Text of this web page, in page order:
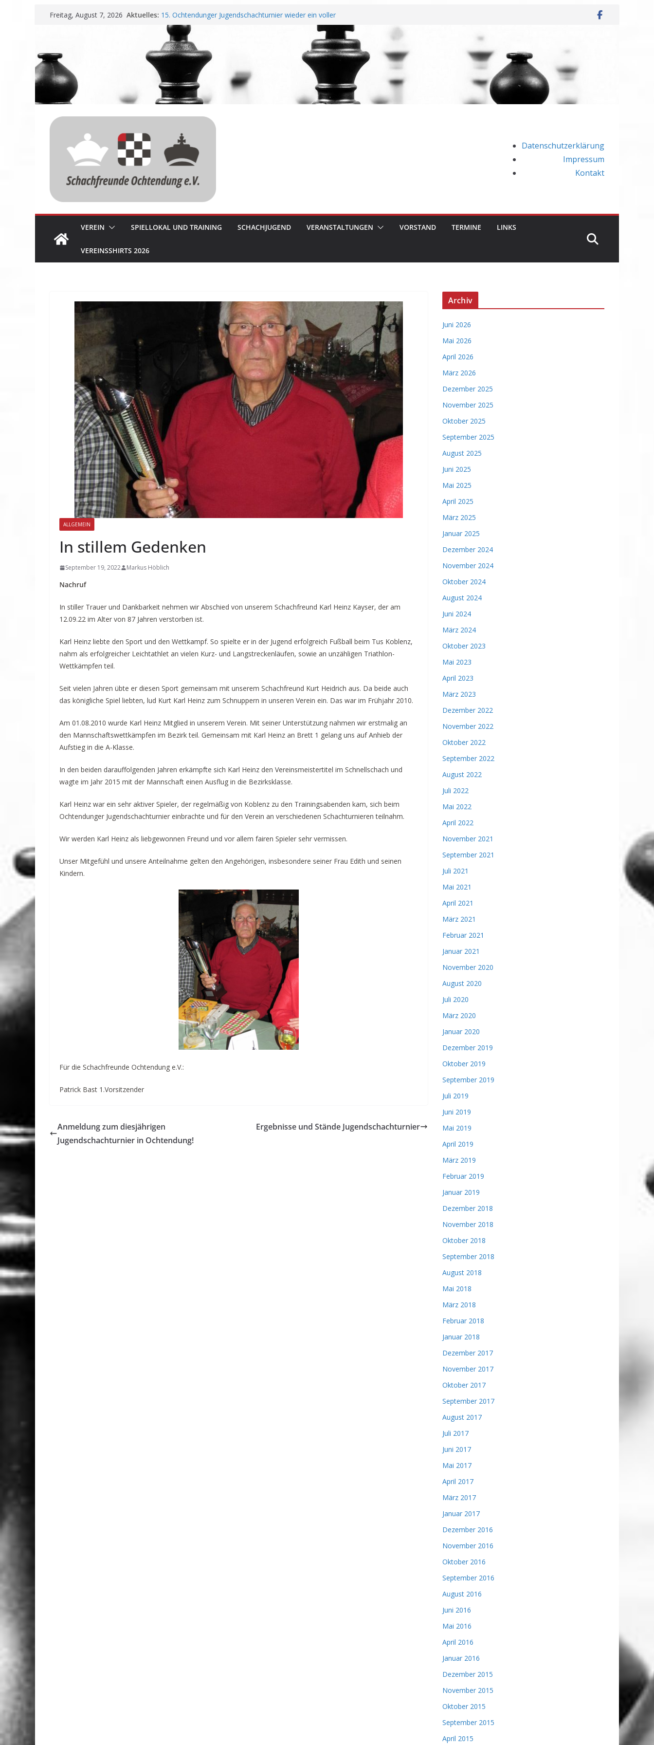
ZumFreitag, August 7, 2026 Aktuelles: 15. Ochtendunger Jugendschachturnier wieder ein voller
Erfolg
Schachfreunde Ochtendung unterzeichnen Fairplay
Vereinbarung für Vereine
Schachfreunde mit erfolgreichem Rheinland-Pfalz Open –
Nadir Üstüntas überragt
Einladung zur Jahreshauptversammlung
Meisterschaft und Wiederaufstieg perfekt
Datenschutzerklärung
Impressum
Kontakt
VEREIN SPIELLOKAL UND TRAINING SCHACHJUGEND VERANSTALTUNGEN VORSTAND TERMINE LINKS
VEREINSSHIRTS 2026
ALLGEMEIN
In stillem Gedenken
September 19, 2022 Markus Höblich
Nachruf
In stiller Trauer und Dankbarkeit nehmen wir Abschied von unserem Schachfreund Karl Heinz Kayser, der am
12.09.22 im Alter von 87 Jahren verstorben ist.
Karl Heinz liebte den Sport und den Wettkampf. So spielte er in der Jugend erfolgreich Fußball beim Tus Koblenz,
nahm als erfolgreicher Leichtathlet an vielen Kurz- und Langstreckenläufen, sowie an unzähligen Triathlon-
Wettkämpfen teil.
Seit vielen Jahren übte er diesen Sport gemeinsam mit unserem Schachfreund Kurt Heidrich aus. Da beide auch
das königliche Spiel liebten, lud Kurt Karl Heinz zum Schnuppern in unseren Verein ein. Das war im Frühjahr 2010.
Am 01.08.2010 wurde Karl Heinz Mitglied in unserem Verein. Mit seiner Unterstützung nahmen wir erstmalig an
den Mannschaftswettkämpfen im Bezirk teil. Gemeinsam mit Karl Heinz an Brett 1 gelang uns auf Anhieb der
Aufstieg in die A-Klasse.
In den beiden darauffolgenden Jahren erkämpfte sich Karl Heinz den Vereinsmeistertitel im Schnellschach und
wagte im Jahr 2015 mit der Mannschaft einen Ausflug in die Bezirksklasse.
Karl Heinz war ein sehr aktiver Spieler, der regelmäßig von Koblenz zu den Trainingsabenden kam, sich beim
Ochtendunger Jugendschachturnier einbrachte und für den Verein an verschiedenen Schachturnieren teilnahm.
Wir werden Karl Heinz als liebgewonnen Freund und vor allem fairen Spieler sehr vermissen.
Unser Mitgefühl und unsere Anteilnahme gelten den Angehörigen, insbesondere seiner Frau Edith und seinen
Kindern.
Für die Schachfreunde Ochtendung e.V.:
Patrick Bast 1.Vorsitzender
Anmeldung zum diesjährigen
Jugendschachturnier in Ochtendung!
Ergebnisse und Stände Jugendschachturnier
Archiv
Juni 2026
Mai 2026
April 2026
März 2026
Dezember 2025
November 2025
Oktober 2025
September 2025
August 2025
Juni 2025
Mai 2025
April 2025
März 2025
Januar 2025
Dezember 2024
November 2024
Oktober 2024
August 2024
Juni 2024
März 2024
Oktober 2023
Mai 2023
April 2023
März 2023
Dezember 2022
November 2022
Oktober 2022
September 2022
August 2022
Juli 2022
Mai 2022
April 2022
November 2021
September 2021
Juli 2021
Mai 2021
April 2021
März 2021
Februar 2021
Januar 2021
November 2020
August 2020
Juli 2020
März 2020
Januar 2020
Dezember 2019
Oktober 2019
September 2019
Juli 2019
Juni 2019
Mai 2019
April 2019
März 2019
Februar 2019
Januar 2019
Dezember 2018
November 2018
Oktober 2018
September 2018
August 2018
Mai 2018
März 2018
Februar 2018
Januar 2018
Dezember 2017
November 2017
Oktober 2017
September 2017
August 2017
Juli 2017
Juni 2017
Mai 2017
April 2017
März 2017
Januar 2017
Dezember 2016
November 2016
Oktober 2016
September 2016
August 2016
Juni 2016
Mai 2016
April 2016
Januar 2016
Dezember 2015
November 2015
Oktober 2015
September 2015
April 2015